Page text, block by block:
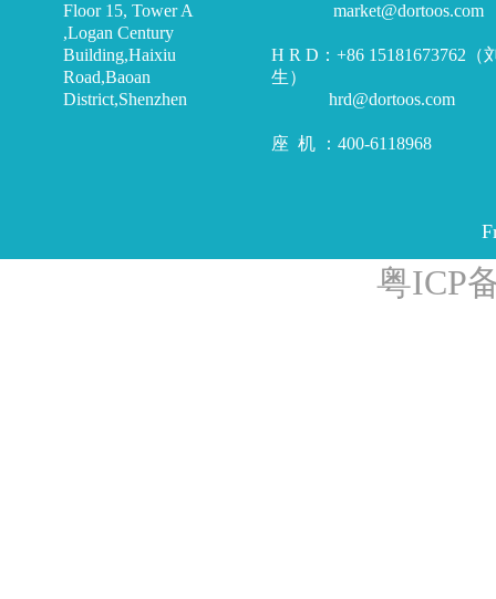
Floor 15, Tower A
,Logan Century
Building,Haixiu
Road,Baoan
District,Shenzhen
market@dortoos.com
H R D：+86 15181673762（
生）
hrd@dortoos.com
座 机 ：400-6118968
粤ICP